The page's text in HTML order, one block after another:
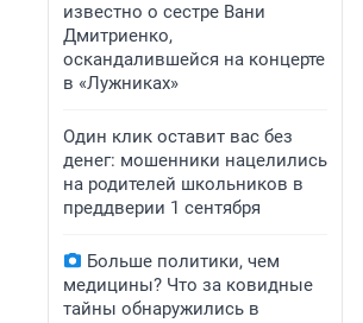
известно о сестре Вани
Дмитриенко,
оскандалившейся на концерте
в «Лужниках»
Один клик оставит вас без
денег: мошенники нацелились
на родителей школьников в
преддверии 1 сентября
Больше политики, чем
медицины? Что за ковидные
тайны обнаружились в